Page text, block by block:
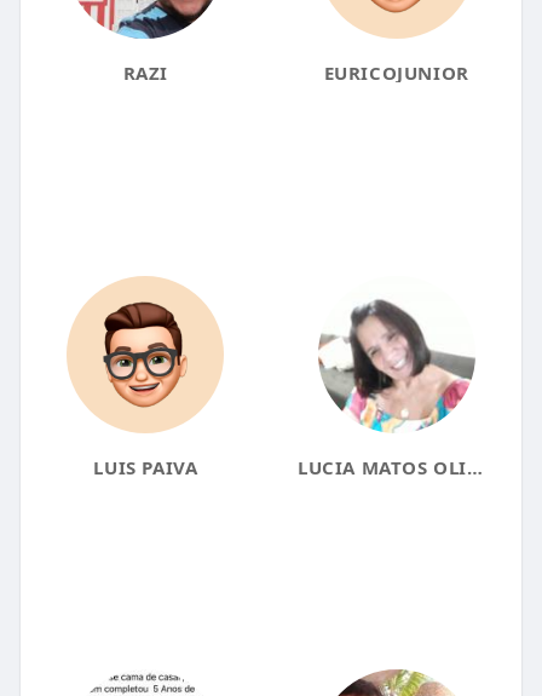
RAZI EURICOJUNIOR
LUIS PAIVA LUCIA MATOS OLIVEIRA